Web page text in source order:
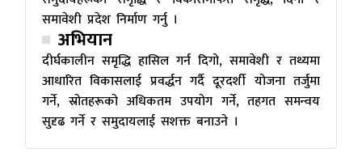
समावेशी प्रदेश निर्माण गर्नु ।
अभियान
दीर्घकालीन समृद्धि हासिल गर्न दिगो, समावेशी र तथ्यमा
आधारित विकासलाई प्रवर्द्धन गर्दै दूरदर्शी योजना तर्जुमा
गर्ने, स्रोतहरूको अधिकतम उपयोग गर्ने, तहगत समन्वय
सुदृढ गर्ने र समुदायलाई सशक्त बनाउने ।